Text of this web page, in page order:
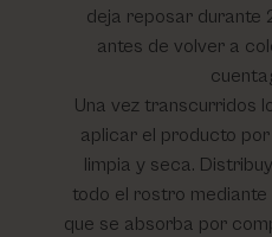
deja reposar durante
antes de volver a
Una vez transcurridos
aplicar el producto
limpia y seca.
todo el rostro
que se absorba por